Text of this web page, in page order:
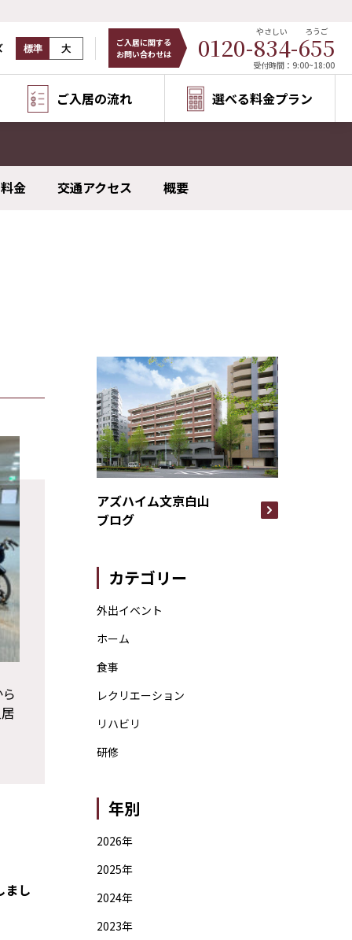
標準 大
ご入居に関する
お問い合わせは
0120-834
やさしい
-655
ろうご
受付時間：9:00~18:00
ご入居の流れ 選べる料金プラン
料金 交通アクセス 概要
まし
アズハイム文京白山
ブログ
カテゴリー
外出イベント
ホーム
食事
レクリエーション
リハビリ
研修
年別
2026年
2025年
2024年
2023年